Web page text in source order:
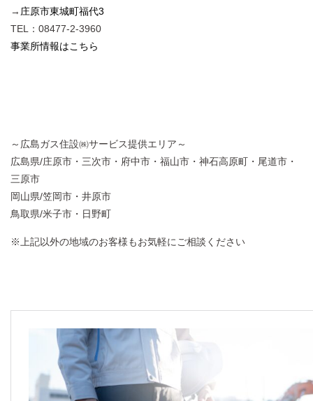
→ 庄原市東城町福代3
TEL：08477-2-3960
事業所情報はこちら
～広島ガス住設㈱サービス提供エリア～
広島県/庄原市・三次市・府中市・福山市・神石高原町・尾道市・
三原市
岡山県/笠岡市・井原市
鳥取県/米子市・日野町
※上記以外の地域のお客様もお気軽にご相談ください